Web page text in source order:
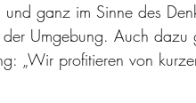
ganz im Sinne des
Umgebung. Auch dazu
„Wir profitieren von